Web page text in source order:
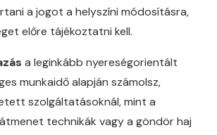
a jogot a helyszíni módosításra,
előre tájékoztatni kell.
a leginkább nyereségorientált
munkaidő alapján számolsz,
szolgáltatásoknál, mint a
technikák vagy a göndör haj